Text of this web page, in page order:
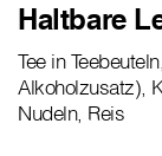
Haltbare
Tee in
Alkoholzusatz),
Nudeln, Reis